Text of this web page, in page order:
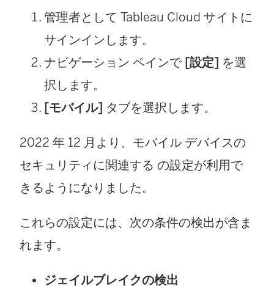
ィ
ド
ン
ク
開
管理者として Tableau Cloud サイトに
サインインします。
ナビゲーション ペインで [設定] を選
択します。
[モバイル] タブを選択します。
2022 年 12 月 より、モバイル デバイスの
セキュリティに関連する の設定が利用で
きるようになりました。
これらの設定には、次の条件の検出が含ま
れます。
ジェイルブレイクの検出